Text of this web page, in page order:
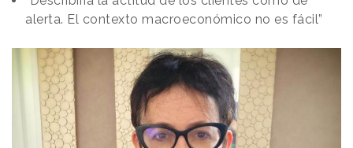
alerta. El contexto macroeconómico no es fácil”